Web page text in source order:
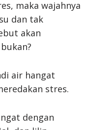
maka wajahnya
dan tak
akan
air hangat
stres.
dengan